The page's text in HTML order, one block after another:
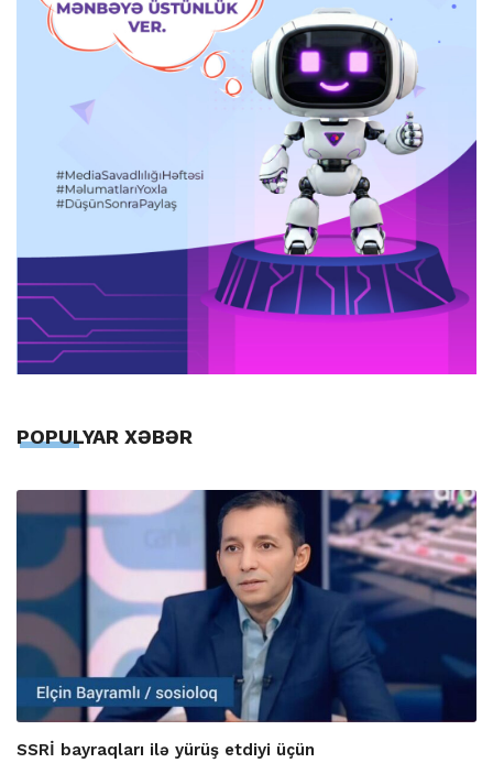
POPULYAR XƏBƏR
SSRİ bayraqları ilə yürüş etdiyi üçün